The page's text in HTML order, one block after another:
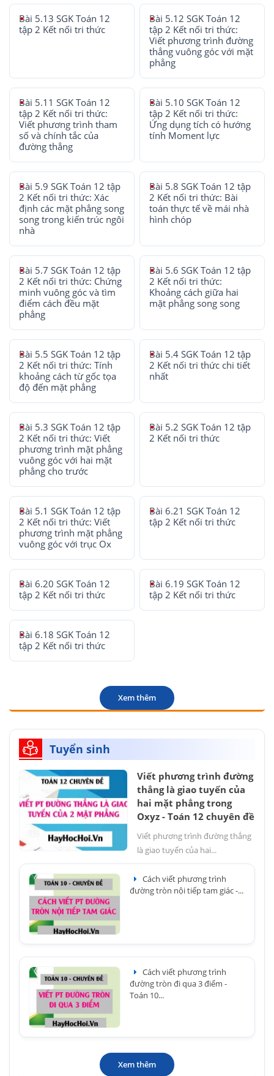
Bài 5.13 SGK Toán 12
tập 2 Kết nối tri thức
Bài 5.12 SGK Toán 12
tập 2 Kết nối tri thức:
Viết phương trình đường
thẳng vuông góc với mặt
phẳng
Bài 5.11 SGK Toán 12
tập 2 Kết nối tri thức:
Viết phương trình tham
số và chính tắc của
đường thẳng
Bài 5.10 SGK Toán 12
tập 2 Kết nối tri thức:
Ứng dụng tích có hướng
tính Moment lực
Bài 5.9 SGK Toán 12 tập
2 Kết nối tri thức: Xác
định các mặt phẳng song
song trong kiến trúc ngôi
nhà
Bài 5.8 SGK Toán 12 tập
2 Kết nối tri thức: Bài
toán thực tế về mái nhà
hình chóp
Bài 5.7 SGK Toán 12 tập
2 Kết nối tri thức: Chứng
minh vuông góc và tìm
điểm cách đều mặt
phẳng
Bài 5.6 SGK Toán 12 tập
2 Kết nối tri thức:
Khoảng cách giữa hai
mặt phẳng song song
Bài 5.5 SGK Toán 12 tập
2 Kết nối tri thức: Tính
khoảng cách từ gốc tọa
độ đến mặt phẳng
Bài 5.4 SGK Toán 12 tập
2 Kết nối tri thức chi tiết
nhất
Bài 5.3 SGK Toán 12 tập
2 Kết nối tri thức: Viết
phương trình mặt phẳng
vuông góc với hai mặt
phẳng cho trước
Bài 5.2 SGK Toán 12 tập
2 Kết nối tri thức
Bài 5.1 SGK Toán 12 tập
2 Kết nối tri thức: Viết
phương trình mặt phẳng
vuông góc với trục Ox
Bài 6.21 SGK Toán 12
tập 2 Kết nối tri thức
Bài 6.20 SGK Toán 12
tập 2 Kết nối tri thức
Bài 6.19 SGK Toán 12
tập 2 Kết nối tri thức
Bài 6.18 SGK Toán 12
tập 2 Kết nối tri thức
Xem thêm
Tuyển sinh
Viết phương trình đường
thẳng là giao tuyến của
hai mặt phẳng trong
Oxyz - Toán 12 chuyên đề
Viết phương trình đường thẳng
là giao tuyến của hai...
Cách viết phương trình
đường tròn nội tiếp tam giác -...
Cách viết phương trình
đường tròn đi qua 3 điểm -
Toán 10...
Xem thêm